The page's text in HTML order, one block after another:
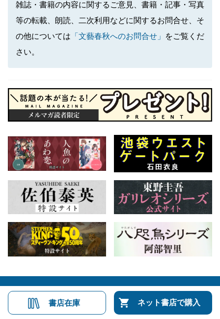
雑誌・書籍の内容に関するご意見、書籍・記事・写真
等の転載、朗読、二次利用などに関するお問合せ、そ
の他については 「文藝春秋へのお問合せ」
をご覧くだ
さい。
書店在庫 ネット書店で購入
会社概要 自費出版のご案内 お問合せ
株式会社文藝春秋 Number Web
CREA WEB
Copyright © Bungeishunju Ltd.